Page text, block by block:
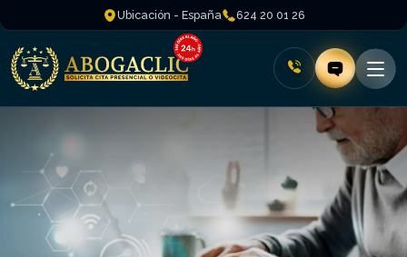
Ubicación - España 624 20 01 26